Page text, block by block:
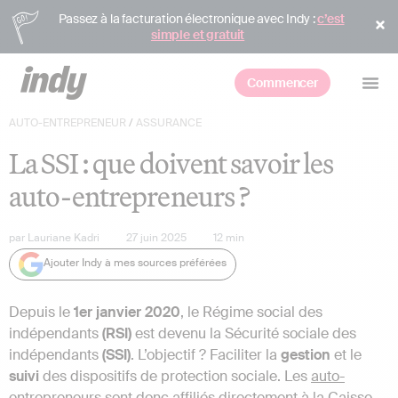
Passez à la facturation électronique avec Indy :c’est
simple et gratuit
Commencer
AUTO-ENTREPRENEUR / ASSURANCE
La SSI : que doivent savoir les
auto-entrepreneurs ?
par Lauriane Kadri 27 juin 2025 12 min
Ajouter Indy à mes sources préférées
Depuis le1er janvier 2020, le Régime social des
indépendants(RSI)est devenu la Sécurité sociale des
indépendants(SSI). L’objectif ? Faciliter la gestion et le
suivi des dispositifs de protection sociale. Lesauto-